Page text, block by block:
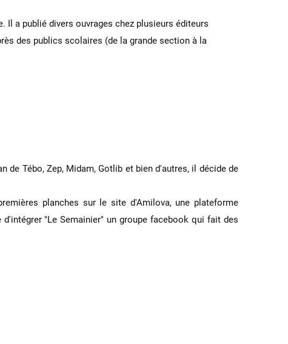
Il a publié divers ouvrages chez plusieurs éditeurs
des publics scolaires (de la grande section à la
de Tébo, Zep, Midam, Gotlib et bien d'autres, il décide de
planches sur le site d'Amilova, une plateforme
"Le Semainier" un groupe facebook qui fait des